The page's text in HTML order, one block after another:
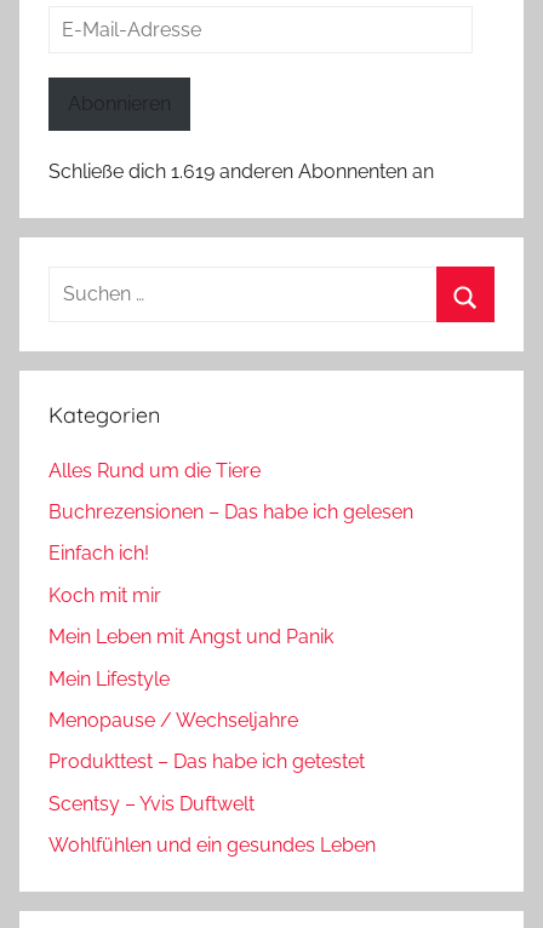
E-
Abonnieren
Schließe dich 1.619 anderen Abonnenten an
Suchen
Kategorien
Alles Rund um die Tiere
Buchrezensionen – Das habe ich gelesen
Einfach ich!
Koch mit mir
Mein Leben mit Angst und Panik
Mein Lifestyle
Menopause / Wechseljahre
Produkttest – Das habe ich getestet
Scentsy – Yvis Duftwelt
Wohlfühlen und ein gesundes Leben